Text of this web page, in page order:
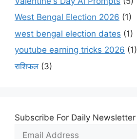
West Bengal Election 2026 (1)
west bengal election dates (1)
youtube earning tricks 2026 (1)
राशिफल(3)
Subscribe For Daily Newsletter